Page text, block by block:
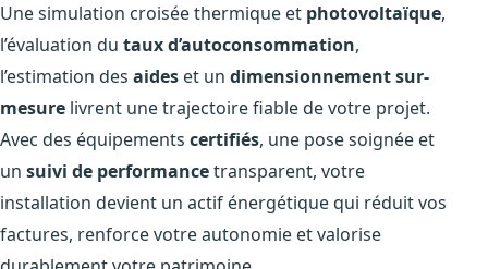
Une simulation croisée thermique et photovoltaïque,
l’évaluation du taux d’autoconsommation,
l’estimation des aides et un dimensionnement sur-
mesure livrent une trajectoire fiable de votre projet.
Avec des équipements certifiés, une pose soignée et
un suivi de performancetransparent, votre
installation devient un actif énergétique qui réduit vos
factures, renforce votre autonomie et valorise